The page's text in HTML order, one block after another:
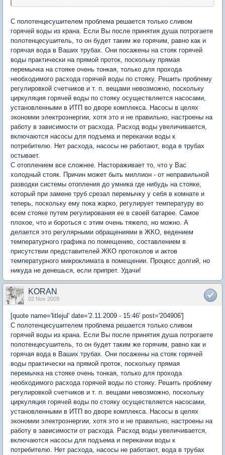
С полотенцесушителем проблема решается только сливом
горячей воды из крана. Если Вы после принятия душа потрогаете
полотенцесушитель, то он будет таким же горячим, равно как и
горячая вода в Ваших трубах. Они посажены на стояк горячей
воды практически на прямой проток, поскольку прямая
перемычка на стояке очень тонкая, только для прохода
необходимого расхода горячей воды по стояку. Решить проблему
регулировкой счетчиков и т. п. вещами невозможно, поскольку
циркуляция горячей воды по стояку осуществляется насосами,
установленными в ИТП во дворе комплекса. Насосы в целях
экономии электроэнергии, хотя это и не правильно, настроены на
работу в зависимости от расхода. Расход воды увеличивается,
включаются насосы для подъема и перекачки воды к
потребителю. Нет расхода, насосы не работают, вода в трубах
остывает.
С отоплением все сложнее. Настораживает то, что у Вас
холодный стояк. Причин может быть миллион - от неправильной
разводки системы отопления до умника где нибудь на стояке,
который при замене труб срезал перемычку у себя в комнате и
теперь, поскольку ему пока жарко, регулирует температуру во
всем стояке путем регулирования ее в своей батарее. Самое
плохое, что и бороться с этим очень тяжело, но можно. А
делается это регулярными обращениями в ЖКО, ведением
температурного графика по помещению, составлением в
присутствии представителей ЖКО протоколов и актов
температурного микроклимата в помещении. Процесс долгий, но
никуда не денешься, если припрет. Удачи!
KORAN
02 Nov 2009
[quote name='litlejul' date='2.11.2009 - 15:46' post='204906']
С полотенцесушителем проблема решается только сливом
горячей воды из крана. Если Вы после принятия душа потрогаете
полотенцесушитель, то он будет таким же горячим, равно как и
горячая вода в Ваших трубах. Они посажены на стояк горячей
воды практически на прямой проток, поскольку прямая
перемычка на стояке очень тонкая, только для прохода
необходимого расхода горячей воды по стояку. Решить проблему
регулировкой счетчиков и т. п. вещами невозможно, поскольку
циркуляция горячей воды по стояку осуществляется насосами,
установленными в ИТП во дворе комплекса. Насосы в целях
экономии электроэнергии, хотя это и не правильно, настроены на
работу в зависимости от расхода. Расход воды увеличивается,
включаются насосы для подъема и перекачки воды к
потребителю. Нет расхода, насосы не работают, вода в трубах